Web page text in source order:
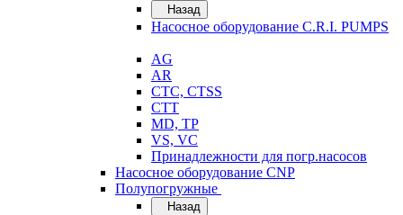
Назад
Насосное оборудование C.R.I. PUMPS
AG
AR
CTC, CTSS
CTT
MD, TP
VS, VC
Принадлежности для погр.насосов
Насосное оборудование CNP
Полупогружные
Назад